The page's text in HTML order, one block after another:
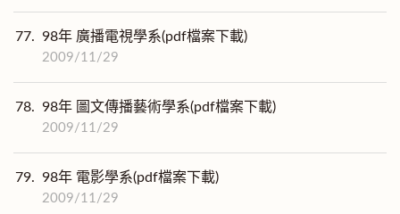
77. 98年 廣播電視學系(pdf檔案下載)
2009/11/29
78. 98年 圖文傳播藝術學系(pdf檔案下載)
2009/11/29
79. 98年 電影學系(pdf檔案下載)
2009/11/29